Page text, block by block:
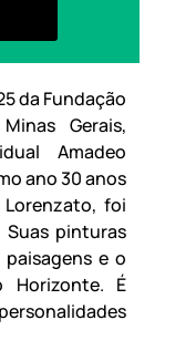
da Fundação
Gerais,
Amadeo
ano 30 anos
foi
pinturas
e o
Horizonte. É